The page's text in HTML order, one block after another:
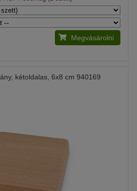
Megvásárolni
kétoldalas, 6x8 cm 940169